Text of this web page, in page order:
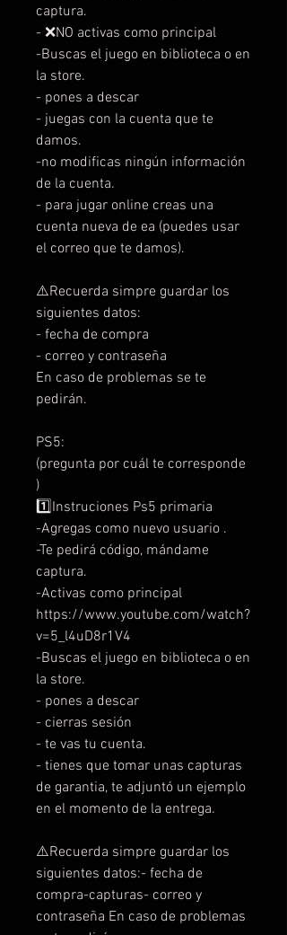
captura.
- ❌NO activas como principal
-Buscas el juego en biblioteca o en
la store.
- pones a descar
- juegas con la cuenta que te
damos.
-no modificas ningún información
de la cuenta.
- para jugar online creas una
cuenta nueva de ea (puedes usar
el correo que te damos).
⚠️Recuerda simpre guardar los
siguientes datos:
- fecha de compra
- correo y contraseña
En caso de problemas se te
pedirán.
PS5:
(pregunta por cuál te corresponde
)
1️⃣Instruciones Ps5 primaria
-Agregas como nuevo usuario .
-Te pedirá código, mándame
captura.
-Activas como principal
https://www.youtube.com/watch?
v=5_l4uD8r1V4
-Buscas el juego en biblioteca o en
la store.
- pones a descar
- cierras sesión
- te vas tu cuenta.
- tienes que tomar unas capturas
de garantia, te adjuntó un ejemplo
en el momento de la entrega.
⚠️Recuerda simpre guardar los
siguientes datos:- fecha de
compra-capturas- correo y
contraseña En caso de problemas